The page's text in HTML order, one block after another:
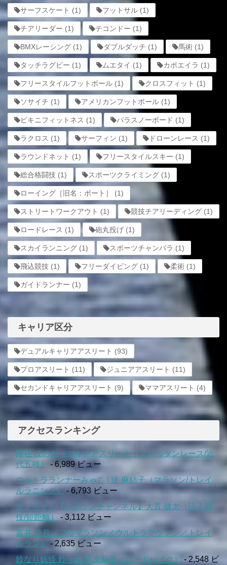
サーフスケート (1) フットサル (1)
チアリーダー (1) テコンドー (1)
BMXレーシング (1) ダブルダッチ (1) 馬術 (1)
タッチラグビー (1) ムエタイ (1) カポエイラ (1)
フリースタイルフットボール (1) クロスフィット (1)
ソサイチ (1) アメリカンフットボール (1)
ビキニフィットネス (1) パラスノーボード (1)
ラクロス (1) サーフィン (1) ドローンレース (1)
ラウンドネット (1) フリースタイルスキー (1)
総合格闘技 (1) スポーツクライミング (1)
ローイング［旧名：ボート］ (1)
ストリートワークアウト (1) 競技チアリーディング (1)
ロードレース (1) 砲丸投げ (1)
スカイランニング (1) スポーツチャンバラ (1)
飛込競技 (1) フリーダイビング (1) 柔術 (1)
ガイドランナー (1)
キャリア区分
デュアルキャリアアスリート (93)
プロアスリート (11) ジュニアアスリート (11)
セカンドキャリアアスリート (9) ママアスリート (4)
アクセスランキング
陣在 ほのか（マルチアスリート｜スパルタンレース/近
代五種）
- 6,989 ビュー
ウルトラランナーみゃこ | 辻 麻結子（マラソン/トレイ
ルラニング）- 6,793 ビュー
ケンちゃん【ハラケンチャンネル】大貫 健太（陸上競
技/短距離）
- 3,112 ビュー
冨井 菜月（フルマラソン／ウルトラマラソン／トレイ
ルラン）
- 2,635 ビュー
鈴なり妖怪 鈴｜木下 友梨菜（ロードバイク）
- 2,548 ビ